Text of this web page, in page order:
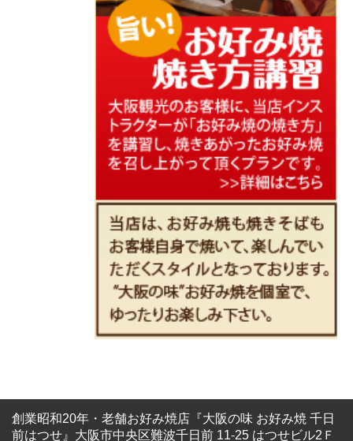
創業昭和20年・老舗お好み焼店『大阪の味 お好み焼 千日
前はつせ』大阪市中央区難波千日前 11-25 はつせビル2Ｆ